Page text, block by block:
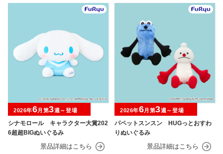
シナモロール キャラクター大賞202
6超超BIGぬいぐるみ
2026年6月第3週～登場
パペットスンスン HUGっとおすわ
りぬいぐるみ
2026年6月第3週～登場